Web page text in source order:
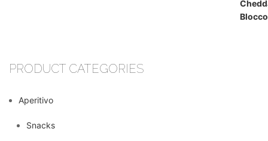
PRODUCT CATEGORIES
Aperitivo
Snacks